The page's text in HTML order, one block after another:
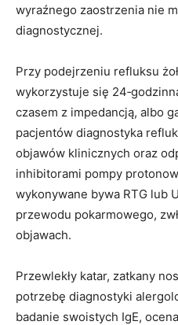
wyraźnego zaostrzenia nie
diagnostycznej.
Przy podejrzeniu refluksu
wykorzystuje się
czasem z impedancją, albo
pacjentów diagnostyka
objawów klinicznych oraz
inhibitorami pompy
wykonywane bywa RTG lub
przewodu pokarmowego,
objawach.
Przewlekły katar, zatkany
potrzebę diagnostyki
badanie swoistych IgE,